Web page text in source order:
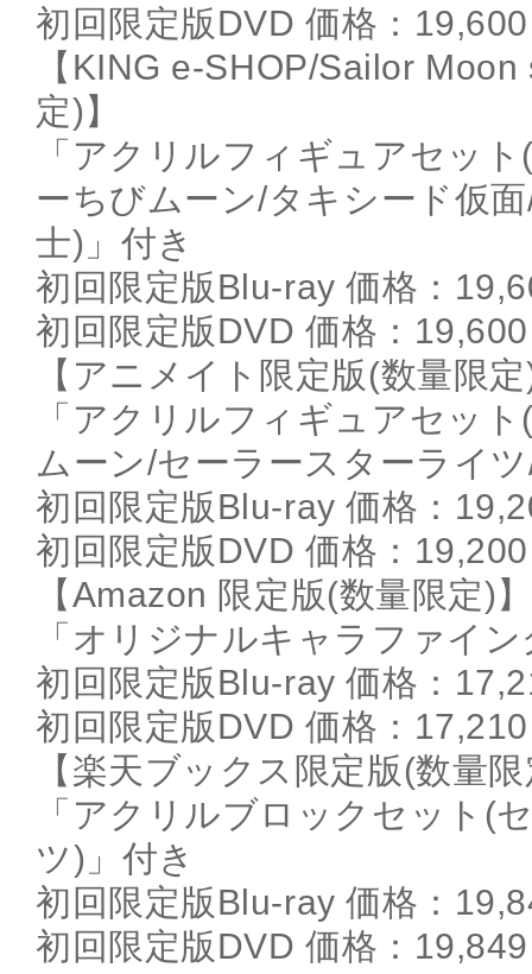
初回限定版DVD 価格：
【KING e-SHOP/Sailor
定)】
「アクリルフィギュアセッ
ーちびムーン/タキシード仮
士)」付き
初回限定版Blu-ray 価格：
初回限定版DVD 価格：
【アニメイト限定版(数量限
「アクリルフィギュアセッ
ムーン/セーラースターライ
初回限定版Blu-ray 価格：
初回限定版DVD 価格：
【Amazon 限定版(数量限定)】
「オリジナルキャラファイ
初回限定版Blu-ray 価格：
初回限定版DVD 価格：
【楽天ブックス限定版(数量
「アクリルブロックセット(
ツ)」付き
初回限定版Blu-ray 価格：
初回限定版DVD 価格：